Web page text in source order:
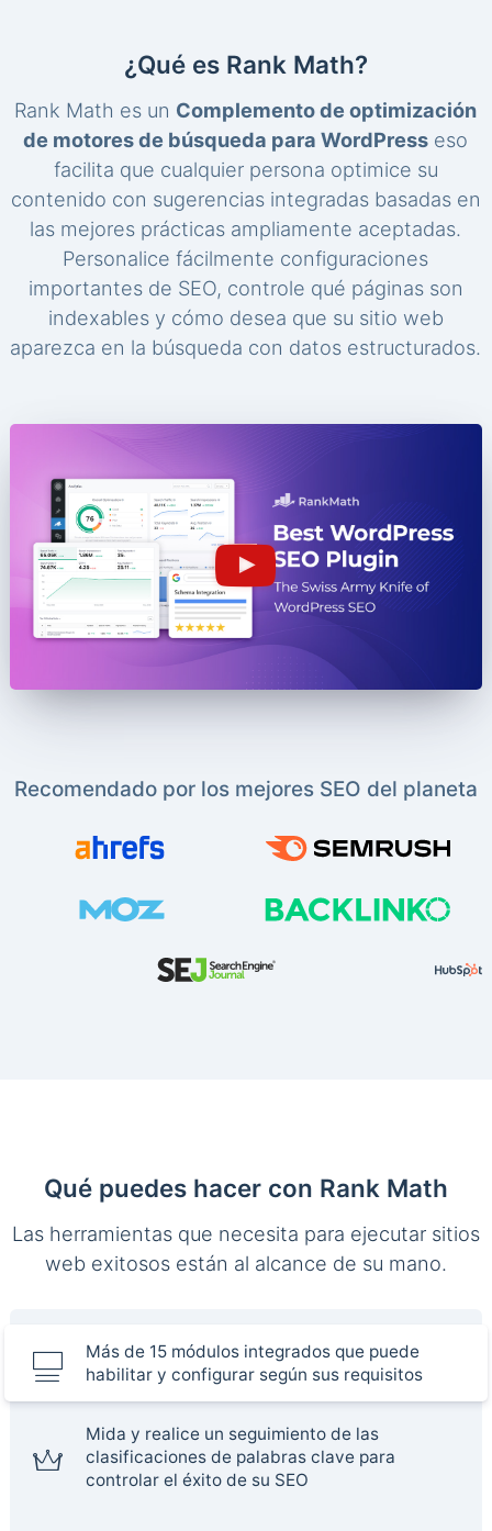
¿Qué es Rank Math?
Rank Math es un Complemento de optimización
de motores de búsqueda para WordPress eso
facilita que cualquier persona optimice su
contenido con sugerencias integradas basadas en
las mejores prácticas ampliamente aceptadas.
Personalice fácilmente configuraciones
importantes de SEO, controle qué páginas son
indexables y cómo desea que su sitio web
aparezca en la búsqueda con datos estructurados.
Recomendado por los mejores SEO del planeta
Qué puedes hacer con Rank Math
Las herramientas que necesita para ejecutar sitios
web exitosos están al alcance de su mano.
Más de 15 módulos integrados que puede
habilitar y configurar según sus requisitos
Mida y realice un seguimiento de las
clasificaciones de palabras clave para
controlar el éxito de su SEO